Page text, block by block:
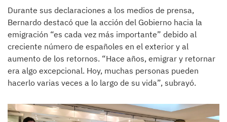
Durante sus declaraciones a los medios de prensa,
Bernardo destacó que la acción del Gobierno hacia la
emigración “es cada vez más importante” debido al
creciente número de españoles en el exterior y al
aumento de los retornos. “Hace años, emigrar y retornar
era algo excepcional. Hoy, muchas personas pueden
hacerlo varias veces a lo largo de su vida”, subrayó.